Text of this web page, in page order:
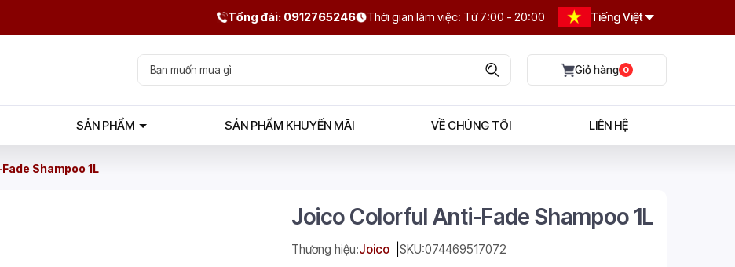
Tổng đài: 0912765246 Thời gian làm việc: Từ 7:00 - 20:00 Tiếng Việt
0
SẢN PHẨM SẢN PHẨM KHUYẾN MÃI VỀ CHÚNG TÔI LIÊN HỆ
Shampoo 1L
Joico Colorful Anti-Fade Shampoo 1L
Thương hiệu:Joico SKU:074469517072